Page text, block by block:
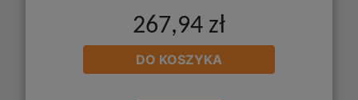
267,94 zł
DO KOSZYKA